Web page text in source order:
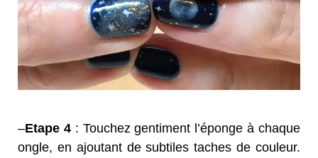
–Etape 4: Touchez gentiment l’éponge à chaque
ongle, en ajoutant de subtiles taches de couleur.